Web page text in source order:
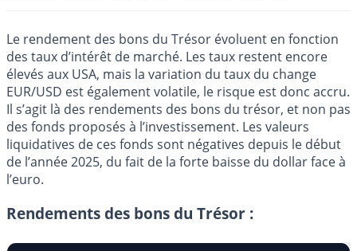
Le rendement des bons du Trésor évoluent en fonction
des taux d’intérêt de marché. Les taux restent encore
élevés aux USA, mais la variation du taux du change
EUR/USD est également volatile, le risque est donc accru.
Il s’agit là des rendements des bons du trésor, et non pas
des fonds proposés à l’investissement. Les valeurs
liquidatives de ces fonds sont négatives depuis le début
de l’année 2025, du fait de la forte baisse du dollar face à
l’euro.
Rendements des bons du Trésor :